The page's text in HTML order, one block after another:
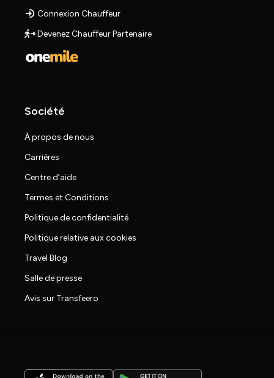
Connexion Chauffeur
Devenez Chauffeur Partenaire
Société
À propos de nous
Carrières
Centre d’aide
Termes et Conditions
Politique de confidentialité
Politique relative aux cookies
Travel Blog
Salle de presse
Avis sur Transfeero